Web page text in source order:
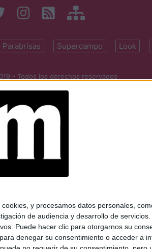
y procesamos datos personales,
de audiencia y desarrollo de servicios.
Puede hacer clic para otorgarnos su
denegar su consentimiento o acceder a
Parabrisas Supercampo Look
- Todos los derechos reservados
| Propietario: Diario Perfil S.A.